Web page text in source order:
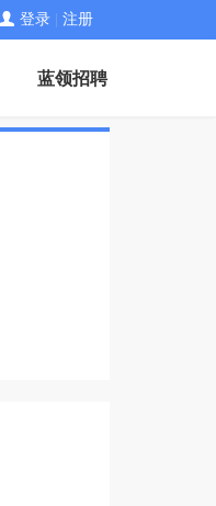
登录 注册
蓝领招聘